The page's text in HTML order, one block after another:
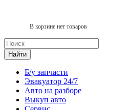
В корзине нет товаров
Найти
Б/у запчасти
Эвакуатор 24/7
Авто на разборе
Выкуп авто